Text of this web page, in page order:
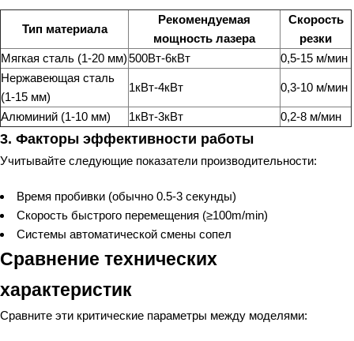
Тип материала
Рекомендуемая
мощность лазера
Скорость
резки
Мягкая сталь (1-20 мм)500Вт-6кВт
0,5-15 м/мин
Нержавеющая сталь
(1-15 мм)
1кВт-4кВт 0,3-10 м/мин
Алюминий (1-10 мм) 1кВт-3кВт 0,2-8 м/мин
3. Факторы эффективности работы
Учитывайте следующие показатели производительности:
Время пробивки (обычно 0.5-3 секунды)
Скорость быстрого перемещения (≥100m/min)
Системы автоматической смены сопел
Сравнение технических
характеристик
Сравните эти критические параметры между моделями: